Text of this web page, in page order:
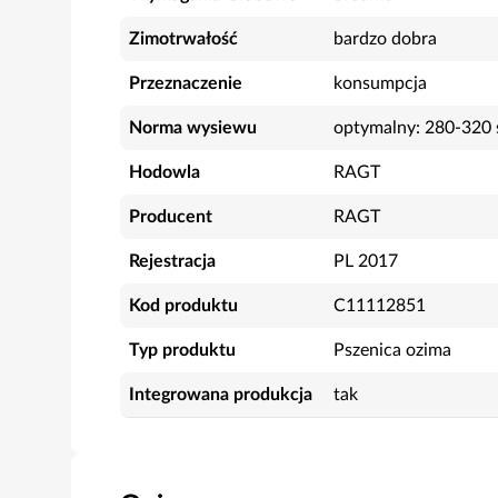
Zimotrwałość bardzo dobra
Przeznaczenie konsumpcja
Norma wysiewu optymalny: 280-320
Hodowla RAGT
Producent RAGT
Rejestracja PL 2017
Kod produktu C11112851
Typ produktu Pszenica ozima
Integrowana produkcja tak